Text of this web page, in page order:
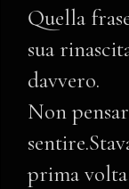
Quella
sua
davvero.
Non
prima volta